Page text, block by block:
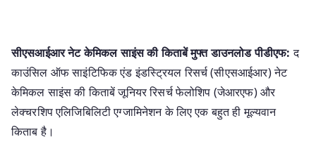
सीएसआईआर नेट केमिकल साइंस की किताबें मुफ्त डाउनलोड पीडीएफ:द
काउंसिल ऑफ साइंटिफिक एंड इंडस्ट्रियल रिसर्च (सीएसआईआर) नेट
केमिकल साइंस की किताबें जूनियर रिसर्च फेलोशिप (जेआरएफ) और
लेक्चरशिप एलिजिबिलिटी एग्जामिनेशन के लिए एक बहुत ही मूल्यवान
किताब है।